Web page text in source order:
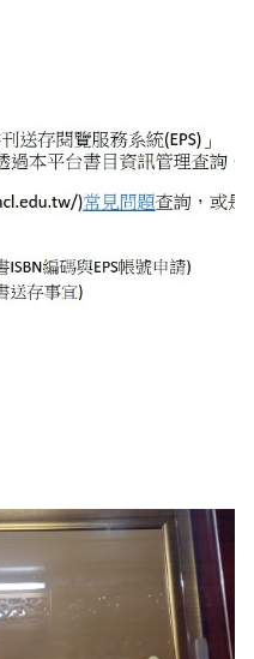
山 弘法寺，今為台北天后宮之